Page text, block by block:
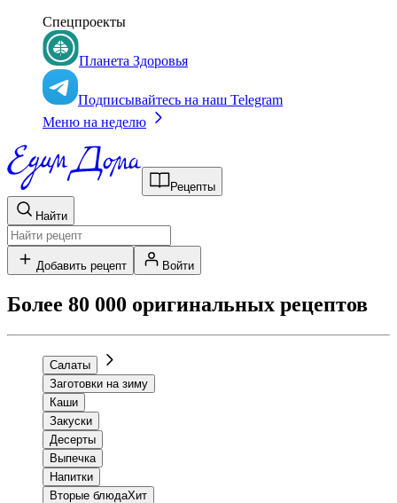
Спецпроекты
Планета Здоровья
Подписывайтесь на наш Telegram
Меню на неделю
Рецепты
Найти
Добавить рецепт Войти
Более 80 000 оригинальных рецептов
Салаты
Заготовки на зиму
Каши
Закуски
Десерты
Выпечка
Напитки
Вторые блюдаХит